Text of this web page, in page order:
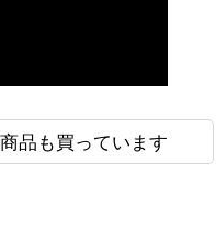
品も買っています